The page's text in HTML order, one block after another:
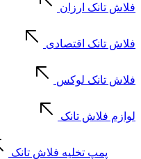
فلاش تانک ارزان
فلاش تانک اقتصادی
فلاش تانک لوکس
لوازم فلاش تانک
پمپ تخلیه فلاش تانک